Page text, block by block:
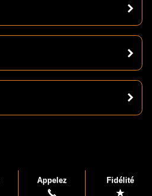
Appelez Fidélité